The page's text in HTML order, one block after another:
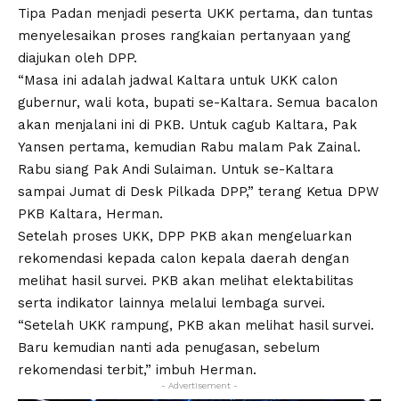
Tipa Padan menjadi peserta UKK pertama, dan tuntas
menyelesaikan proses rangkaian pertanyaan yang
diajukan oleh DPP.
“Masa ini adalah jadwal Kaltara untuk UKK calon
gubernur, wali kota, bupati se-Kaltara. Semua bacalon
akan menjalani ini di PKB. Untuk cagub Kaltara, Pak
Yansen pertama, kemudian Rabu malam Pak Zainal.
Rabu siang Pak Andi Sulaiman. Untuk se-Kaltara
sampai Jumat di Desk Pilkada DPP,” terang Ketua DPW
PKB Kaltara, Herman.
Setelah proses UKK, DPP PKB akan mengeluarkan
rekomendasi kepada calon kepala daerah dengan
melihat hasil survei. PKB akan melihat elektabilitas
serta indikator lainnya melalui lembaga survei.
“Setelah UKK rampung, PKB akan melihat hasil survei.
Baru kemudian nanti ada penugasan, sebelum
rekomendasi terbit,” imbuh Herman.
- Advertisement -